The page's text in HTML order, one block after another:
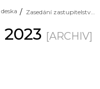
Zasedání zastupitelstva listopad 2023
[ARCHIV]